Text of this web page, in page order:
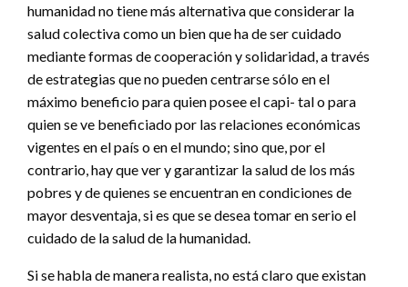
humanidad no tiene más alternativa que considerar la
salud colectiva como un bien que ha de ser cuidado
mediante formas de cooperación y solidaridad, a través
de estrategias que no pueden centrarse sólo en el
máximo beneficio para quien posee el capi- tal o para
quien se ve beneficiado por las relaciones económicas
vigentes en el país o en el mundo; sino que, por el
contrario, hay que ver y garantizar la salud de los más
pobres y de quienes se encuentran en condiciones de
mayor desventaja, si es que se desea tomar en serio el
cuidado de la salud de la humanidad.
Si se habla de manera realista, no está claro que existan